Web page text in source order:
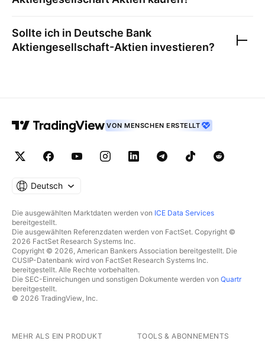
Sollte ich in Deutsche Bank
Aktiengesellschaft-Aktien investieren?
VON MENSCHEN ERSTELLT
Deutsch
Die ausgewählten Marktdaten werden von ICE Data Services
bereitgestellt.
Die ausgewählten Referenzdaten werden von FactSet. Copyright ©
2026 FactSet Research Systems Inc.
Copyright © 2026, American Bankers Association bereitgestellt. Die
CUSIP-Datenbank wird von FactSet Research Systems Inc.
bereitgestellt. Alle Rechte vorbehalten.
Die SEC-Einreichungen und sonstigen Dokumente werden von Quartr
bereitgestellt.
© 2026 TradingView, Inc.
MEHR ALS EIN PRODUKT TOOLS & ABONNEMENTS